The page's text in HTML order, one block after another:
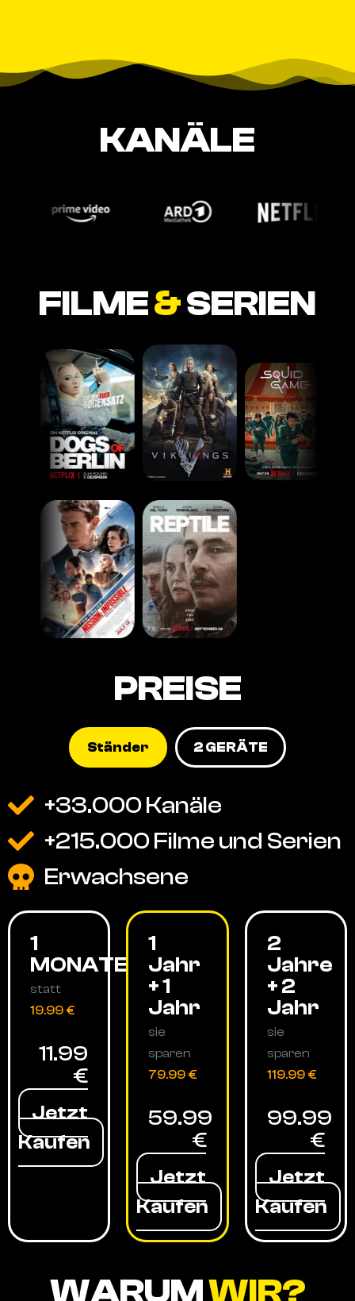
KANÄLE
FILME&SERIEN
PREISE
Ständer 2 GERÄTE
+33.000 Kanäle
+215.000 Filme und Serien
Erwachsene
1
MONATE
statt
19.99 €
11.99
€
Jetzt
Kaufen
1
Jahr
+ 1
Jahr
sie
sparen
79.99 €
59.99
€
Jetzt
Kaufen
2
Jahre
+ 2
Jahr
sie
sparen
119.99 €
99.99
€
Jetzt
Kaufen
WARUMWIR?